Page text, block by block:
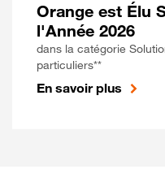
Orange est Élu
l'Année 2026
dans la catégorie
particuliers**
En savoir plus